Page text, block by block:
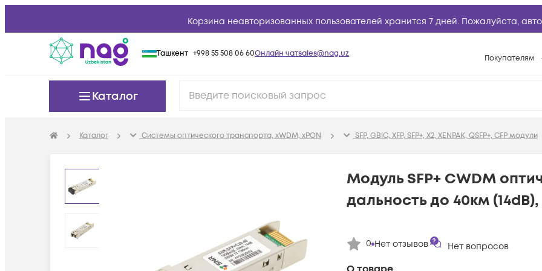
Корзина неавторизованных пользователей хранится 7 дней. Пожалуйста,
Ташкент +998 55 508 06 60Онлайн чатsales@nag.uz Покупателям
Вопросы и
База знаний
Конфигураторы
Каталог
Каталог Системы оптического транспорта, xWDM, xPON SFP, GBIC, XFP, SFP+, X2, XENPAK, QSFP+, CFP модули
Модуль SFP+ CWDM
дальность до 40км
0 Нет отзывов Нет вопросов